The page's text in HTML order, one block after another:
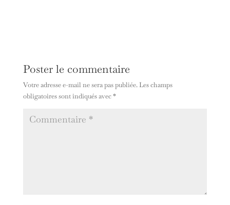
Poster le commentaire
Votre adresse e-mail ne sera pas publiée. Les champs
obligatoires sont indiqués avec*